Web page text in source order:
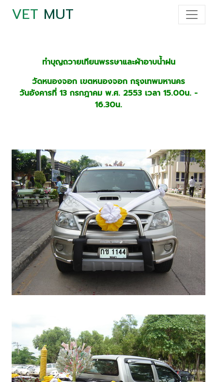
VET MUT
ทำบุญถวายเทียนพรรษาและผ้าอาบน้ำฝน
วัดหนองจอก เขตหนองจอก กรุงเทพมหานคร
วันอังคารที่ 13 กรกฎาคม พ.ศ. 2553 เวลา 15.00น. -
16.30น.